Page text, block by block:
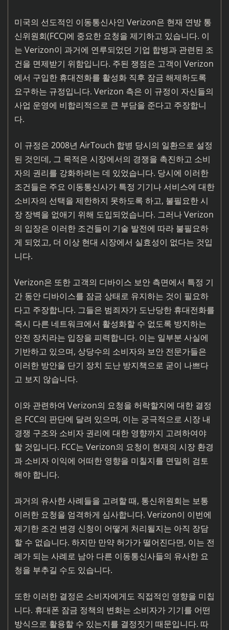
미국의 선도적인 이동통신사인 Verizon은 현재 연방 통
신위원회(FCC)에 중요한 요청을 제기하고 있습니다. 이
는 Verizon이 과거에 연루되었던 기업 합병과 관련된 조
건을 면제받기 위함입니다. 주된 쟁점은 고객이 Verizon
에서 구입한 휴대전화를 활성화 직후 잠금 해제하도록
요구하는 규정입니다. Verizon 측은 이 규정이 자신들의
사업 운영에 비합리적으로 큰 부담을 준다고 주장합니
다.
이 규정은 2008년 AirTouch 합병 당시의 일환으로 설정
된 것인데, 그 목적은 시장에서의 경쟁을 촉진하고 소비
자의 권리를 강화하려는 데 있었습니다. 당시에 이러한
조건들은 주요 이동통신사가 특정 기기나 서비스에 대한
소비자의 선택을 제한하지 못하도록 하고, 불필요한 시
장 장벽을 없애기 위해 도입되었습니다. 그러나 Verizon
의 입장은 이러한 조건들이 기술 발전에 따라 불필요하
게 되었고, 더 이상 현대 시장에서 실효성이 없다는 것입
니다.
Verizon은 또한 고객의 디바이스 보안 측면에서 특정 기
간 동안 디바이스를 잠금 상태로 유지하는 것이 필요하
다고 주장합니다. 그들은 범죄자가 도난당한 휴대전화를
즉시 다른 네트워크에서 활성화할 수 없도록 방지하는
안전 장치라는 입장을 피력합니다. 이는 일부분 사실에
기반하고 있으며, 상당수의 소비자와 보안 전문가들은
이러한 방안을 단기 장치 도난 방지책으로 굳이 나쁘다
고 보지 않습니다.
이와 관련하여 Verizon의 요청을 허락할지에 대한 결정
은 FCC의 판단에 달려 있으며, 이는 궁극적으로 시장 내
경쟁 구조와 소비자 권리에 대한 영향까지 고려하여야
할 것입니다. FCC는 Verizon의 요청이 현재의 시장 환경
과 소비자 이익에 어떠한 영향을 미칠지를 면밀히 검토
해야 합니다.
과거의 유사한 사례들을 고려할 때, 통신위원회는 보통
이러한 요청을 엄격하게 심사합니다. Verizon이 이번에
제기한 조건 변경 신청이 어떻게 처리될지는 아직 장담
할 수 없습니다. 하지만 만약 허가가 떨어진다면, 이는 전
례가 되는 사례로 남아 다른 이동통신사들의 유사한 요
청을 부추길 수도 있습니다.
또한 이러한 결정은 소비자에게도 직접적인 영향을 미칩
니다. 휴대폰 잠금 정책의 변화는 소비자가 기기를 어떤
방식으로 활용할 수 있는지를 결정짓기 때문입니다. 따